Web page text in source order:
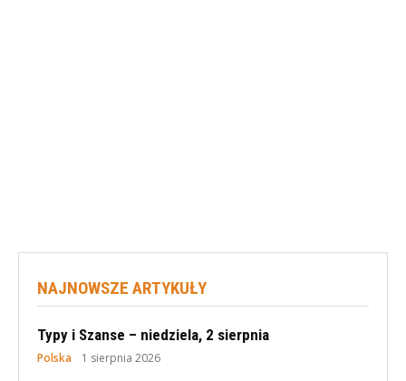
NAJNOWSZE ARTYKUŁY
Typy i Szanse – niedziela, 2 sierpnia
Polska 1 sierpnia 2026